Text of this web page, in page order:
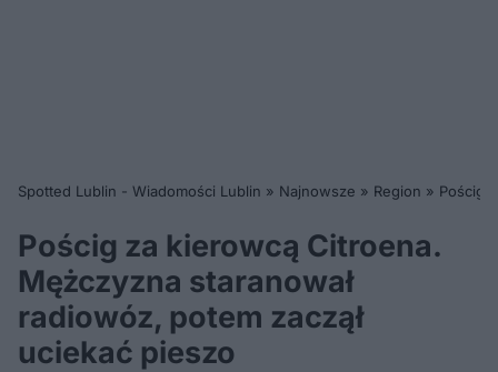
Spotted Lublin - Wiadomości Lublin » Najnowsze » Region » Pościg
Pościg za kierowcą Citroena.
Mężczyzna staranował
radiowóz, potem zaczął
uciekać pieszo